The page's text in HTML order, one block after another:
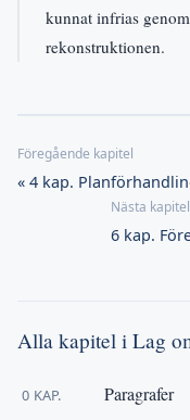
kunnat infrias
rekonstruktionen.
« 4 kap.
6 kap.
Alla kapitel i Lag
0 KAP. Paragrafer